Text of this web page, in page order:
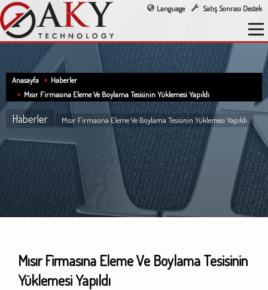
Language Satış Sonrası Destek
Anasayfa
Haberler
Mısır Firmasına Eleme Ve Boylama Tesisinin Yüklemesi Yapıldı
Haberler Mısır Firmasına Eleme Ve Boylama Tesisinin Yüklemesi Yapıldı
Mısır Firmasına Eleme Ve Boylama Tesisinin
Yüklemesi Yapıldı